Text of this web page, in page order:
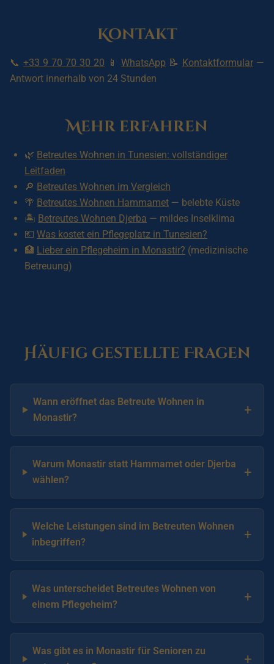
Kontakt
📞 +33 9 70 70 30 20 📱 WhatsApp 📝 Kontaktformular —
Antwort innerhalb von 24 Stunden
Mehr erfahren
🌿 Betreutes Wohnen in Tunesien: vollständiger
Leitfaden
🔎 Betreutes Wohnen im Vergleich
🌴 Betreutes Wohnen Hammamet — belebte Küste
🏝️ Betreutes Wohnen Djerba — mildes Inselklima
💶 Was kostet ein Pflegeplatz in Tunesien?
🏥 Lieber ein Pflegeheim in Monastir? (medizinische
Betreuung)
Häufig gestellte Fragen
Wann eröffnet das Betreute Wohnen in
Monastir?
+
Warum Monastir statt Hammamet oder Djerba
wählen?
+
Welche Leistungen sind im Betreuten Wohnen
inbegriffen?
+
Was unterscheidet Betreutes Wohnen von
einem Pflegeheim?
+
Was gibt es in Monastir für Senioren zu
+